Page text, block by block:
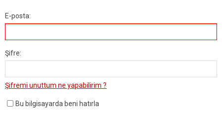
E-posta:
Şifre:
Şifremi unuttum ne yapabilirim ?
Bu bilgisayarda beni hatırla